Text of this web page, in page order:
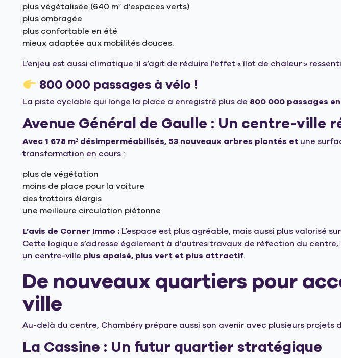
plus végétalisée (640 m² d’espaces verts)
plus ombragée
plus confortable en été
mieux adaptée aux mobilités douces.
L’enjeu est aussi climatique :il s’agit de réduire l’effet « îlot de chaleur »
800 000 passages à vélo !
La piste cyclable qui longe la place a enregistré plus de 800 000 passages
Avenue Général de Gaulle : Un centre-ville
Avec 1 678 m² désimperméabilisés, 53 nouveaux arbres plantés et une
transformation en cours :
plus de végétation
moins de place pour la voiture
des trottoirs élargis
une meilleure circulation piétonne
L’avis de Corner Immo : L’espace est plus agréable, mais aussi plus valorisé
Cette logique s’adresse également à d’autres travaux de réfection du
un centre-ville plus apaisé, plus vert et plus attractif.
De nouveaux quartiers pour
ville
Au-delà du centre, Chambéry prépare aussi son avenir avec plusieurs projets
La Cassine : Un futur quartier stratégique